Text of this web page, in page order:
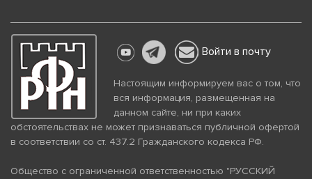
Войти в почту
Настоящим информируем вас о том, что
вся информация, размещенная на
данном сайте, ни при каких
обстоятельствах не может признаваться публичной офертой
в соответствии со ст. 437.2 Гражданского кодекса РФ.
Общество с ограниченной ответственностью "РУССКИЙ